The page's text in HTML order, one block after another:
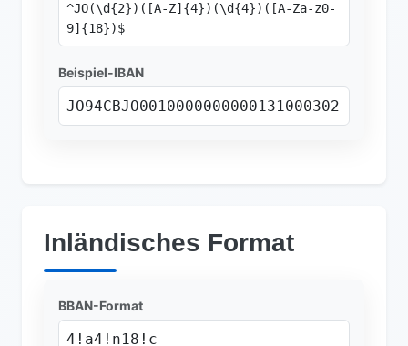
^JO(\d{2})([A-Z]{4})(\d{4})([A-Za-z0-
9]{18})$
Beispiel-IBAN
JO94CBJO0010000000000131000302
Inländisches Format
BBAN-Format
4!a4!n18!c